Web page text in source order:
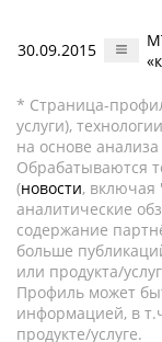
30.09.2015
* Страница-
услуги),
на основе
Обрабатываются
(новости, включая
аналитические
содержание
больше
или продукта/
Профиль может
информацией, в
продукте/услуге.